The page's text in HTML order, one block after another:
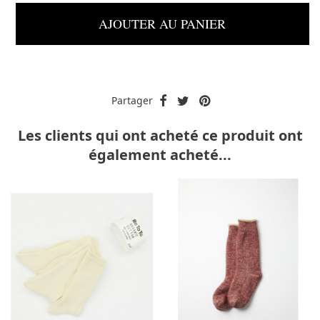
AJOUTER AU PANIER
Partager
Les clients qui ont acheté ce produit ont
également acheté...